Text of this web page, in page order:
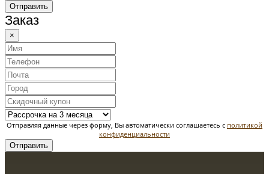
Отправить
Заказ
×
Отправляя данные через форму, Вы автоматически соглашаетесь с политикой
конфиденциальности
Отправить